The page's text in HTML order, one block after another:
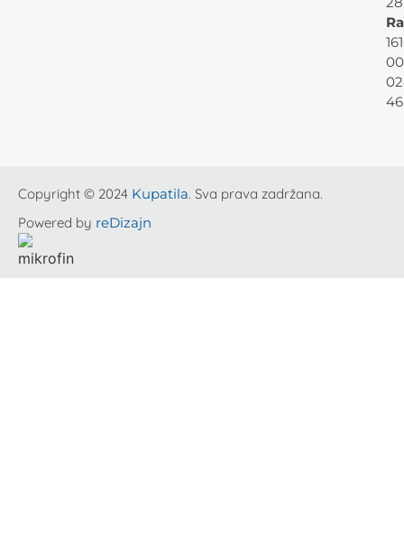
46
Copyright © 2024 Kupatila. Sva prava zadržana.
Powered by reDizajn